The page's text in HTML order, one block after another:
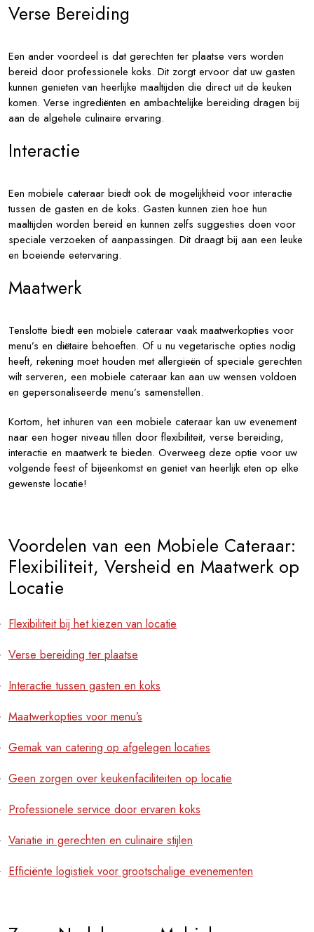
Verse Bereiding
Een ander voordeel is dat gerechten ter plaatse vers worden
bereid door professionele koks. Dit zorgt ervoor dat uw gasten
kunnen genieten van heerlijke maaltijden die direct uit de keuken
komen. Verse ingrediënten en ambachtelijke bereiding dragen bij
aan de algehele culinaire ervaring.
Interactie
Een mobiele cateraar biedt ook de mogelijkheid voor interactie
tussen de gasten en de koks. Gasten kunnen zien hoe hun
maaltijden worden bereid en kunnen zelfs suggesties doen voor
speciale verzoeken of aanpassingen. Dit draagt bij aan een leuke
en boeiende eetervaring.
Maatwerk
Tenslotte biedt een mobiele cateraar vaak maatwerkopties voor
menu’s en diëtaire behoeften. Of u nu vegetarische opties nodig
heeft, rekening moet houden met allergieën of speciale gerechten
wilt serveren, een mobiele cateraar kan aan uw wensen voldoen
en gepersonaliseerde menu’s samenstellen.
Kortom, het inhuren van een mobiele cateraar kan uw evenement
naar een hoger niveau tillen door flexibiliteit, verse bereiding,
interactie en maatwerk te bieden. Overweeg deze optie voor uw
volgende feest of bijeenkomst en geniet van heerlijk eten op elke
gewenste locatie!
Voordelen van een Mobiele Cateraar:
Flexibiliteit, Versheid en Maatwerk op
Locatie
Flexibiliteit bij het kiezen van locatie
Verse bereiding ter plaatse
Interactie tussen gasten en koks
Maatwerkopties voor menu’s
Gemak van catering op afgelegen locaties
Geen zorgen over keukenfaciliteiten op locatie
Professionele service door ervaren koks
Variatie in gerechten en culinaire stijlen
Efficiënte logistiek voor grootschalige evenementen